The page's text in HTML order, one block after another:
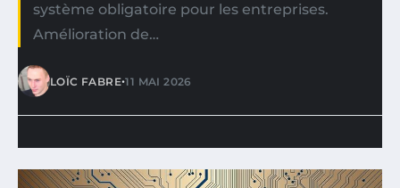
système obligatoire pour les entreprises.
Amélioration de…
LOÏC FABRE•11 MAI 2026